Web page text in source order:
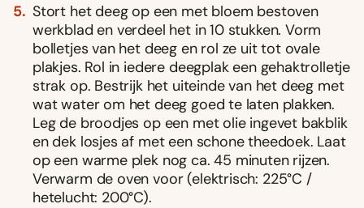
Stort het deeg op een met bloem bestoven
werkblad en verdeel het in 10 stukken. Vorm
bolletjes van het deeg en rol ze uit tot ovale
plakjes. Rol in iedere deegplak een gehaktrolletje
strak op. Bestrijk het uiteinde van het deeg met
wat water om het deeg goed te laten plakken.
Leg de broodjes op een met olie ingevet bakblik
en dek losjes af met een schone theedoek. Laat
op een warme plek nog ca. 45 minuten rijzen.
Verwarm de oven voor (elektrisch: 225°C /
hetelucht: 200°C).